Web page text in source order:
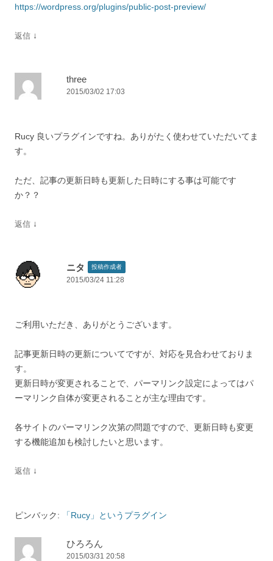
https://wordpress.org/plugins/public-post-preview/
返信 ↓
three
2015/03/02 17:03
Rucy 良いプラグインですね。ありがたく使わせていただいてま
す。
ただ、記事の更新日時も更新した日時にする事は可能です
か？？
返信 ↓
ニタ 投稿作成者
2015/03/24 11:28
ご利用いただき、ありがとうございます。
記事更新日時の更新についてですが、対応を見合わせておりま
す。
更新日時が変更されることで、パーマリンク設定によってはパ
ーマリンク自体が変更されることが主な理由です。
各サイトのパーマリンク次第の問題ですので、更新日時も変更
する機能追加も検討したいと思います。
返信 ↓
ピンバック: 「Rucy」というプラグイン
ひろろん
2015/03/31 20:58